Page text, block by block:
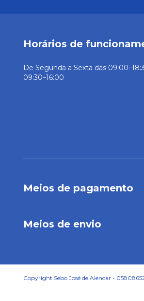
Horários de
De Segunda a Sexta das
09:30–16:00
Meios de pagamento
Meios de envio
Copyright Sebo José de Alencar -